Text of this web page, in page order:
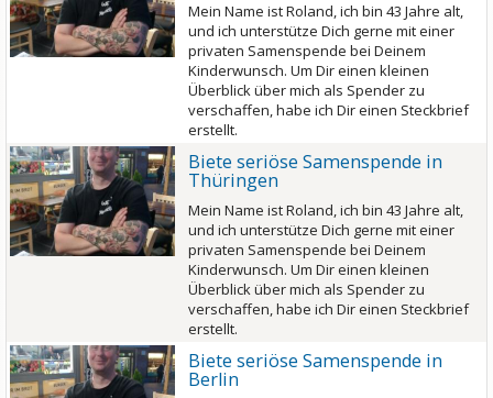
Mein Name ist Roland, ich bin 43 Jahre alt,
und ich unterstütze Dich gerne mit einer
privaten Samenspende bei Deinem
Kinderwunsch. Um Dir einen kleinen
Überblick über mich als Spender zu
verschaffen, habe ich Dir einen Steckbrief
erstellt.
Biete seriöse Samenspende in
Thüringen
Mein Name ist Roland, ich bin 43 Jahre alt,
und ich unterstütze Dich gerne mit einer
privaten Samenspende bei Deinem
Kinderwunsch. Um Dir einen kleinen
Überblick über mich als Spender zu
verschaffen, habe ich Dir einen Steckbrief
erstellt.
Biete seriöse Samenspende in
Berlin